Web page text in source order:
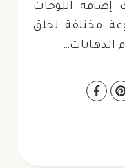
إضافة اللوحات
مختلفة لخلق
الدهانات…